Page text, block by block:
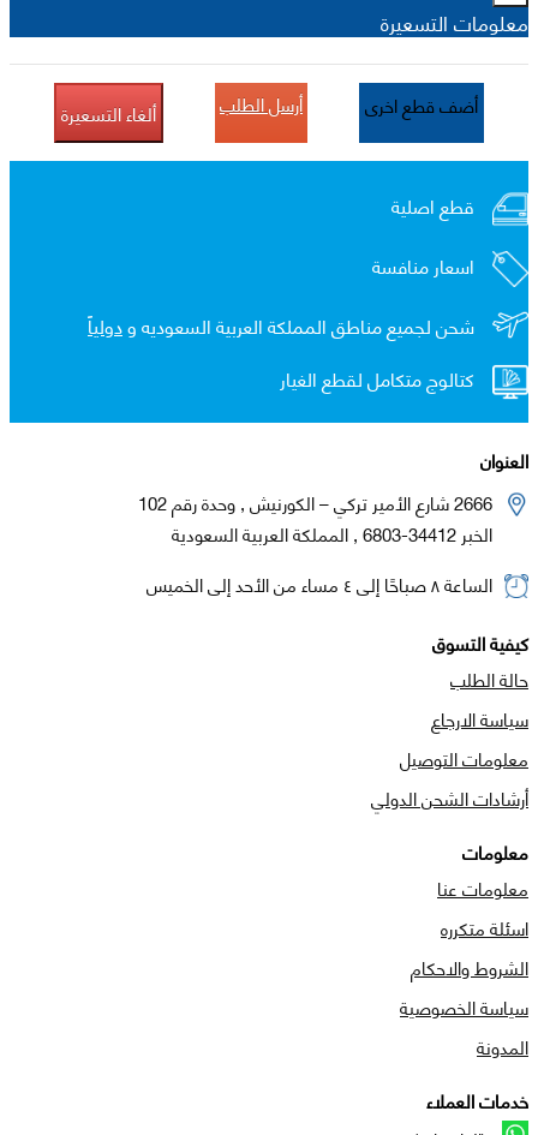
معلومات التسعيرة
أضف قطع اخرى أرسل الطلب ألغاء التسعيرة
قطع اصلية
اسعار منافسة
شحن لجميع مناطق المملكة العربية السعوديه ودولياً
كتالوج متكامل لقطع الغيار
العنوان
2666 شارع الأمير تركي – الكورنيش , وحدة رقم 102
الخبر 34412-6803 , المملكة العربية السعودية
الساعة ٨ صباحًا إلى ٤ مساء من الأحد إلى الخميس
كيفية التسوق
حالة الطلب
سياسة الارجاع
معلومات التوصيل
أرشادات الشحن الدولي
معلومات
معلومات عنا
اسئلة متكرره
الشروط والاحكام
سياسة الخصوصية
المدونة
خدمات العملاء